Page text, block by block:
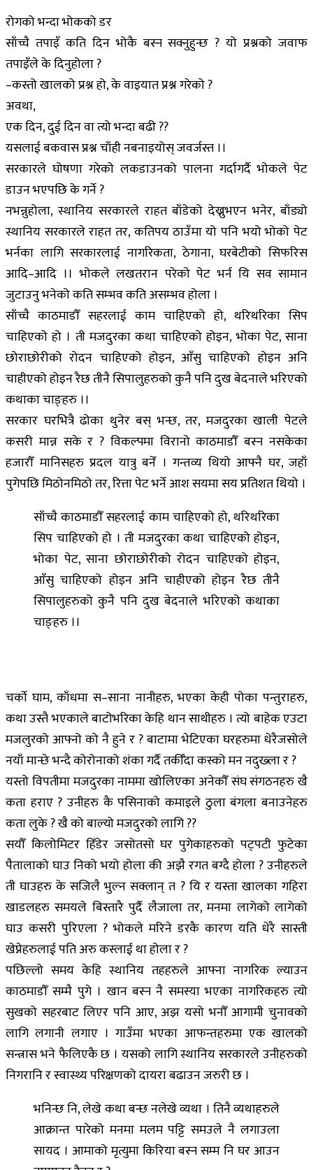
रोगको भन्दा भोकको डर
साँच्चै तपाइँ कति दिन भोकै बस्न सक्नुहुन्छ ? यो प्रश्नको जवाफ
तपाइँले के दिनुहोला ?
–कस्तो खालको प्रश्न हो, के वाइयात प्रश्न गरेको ?
अवथा,
एक दिन, दुई दिन वा त्यो भन्दा बढी ??
यसलाई बकवास प्रश्न चाँही नबनाइयोस् जवर्जस्त ।।
सरकारले घोषणा गरेको लकडाउनको पालना गर्दागर्दै भोकले पेट
डाउन भएपछि के गर्ने ?
नभन्नुहोला, स्थानिय सरकारले राहत बाँडेको देख्नुभएन भनेर, बाँड्यो
स्थानिय सरकारले राहत तर, कतिपय ठाउँमा यो पनि भयो भोको पेट
भर्नका लागि सरकारलाई नागरिकता, ठेगाना, घरबेटीको सिफरिस
आदि–आदि ।। भोकले लखतरान परेको पेट भर्न यि सव सामान
जुटाउनु भनेको कति सम्भव कति असम्भव होला ।
साँच्चै काठमाडौँ सहरलाई काम चाहिएको हो, थरिथरिका सिप
चाहिएको हो । ती मजदुरका कथा चाहिएको होइन, भोका पेट, साना
छोराछोरीको रोदन चाहिएको होइन, आँसु चाहिएको होइन अनि
चाहीएको होइन रैछ तीनै सिपालुहरुको कुनै पनि दुख बेदनाले भरिएको
कथाका चाङ्हरु ।।
सरकार घरभित्रै ढोका थुनेर बस् भन्छ, तर, मजदुरका खाली पेटले
कसरी मान्न सके र ? विकल्पमा विरानो काठमाडौँ बस्न नसकेका
हजारौँ मानिसहरु प्रदल यात्रु बनेँ । गन्तव्य थियो आफ्नै घर, जहाँ
पुगेपछि मिठोनमिठो तर, रित्ता पेट भर्ने आश सयमा सय प्रतिशत थियो ।
साँच्चै काठमाडौँ सहरलाई काम चाहिएको हो, थरिथरिका
सिप चाहिएको हो । ती मजदुरका कथा चाहिएको होइन,
भोका पेट, साना छोराछोरीको रोदन चाहिएको होइन,
आँसु चाहिएको होइन अनि चाहीएको होइन रैछ तीनै
सिपालुहरुको कुनै पनि दुख बेदनाले भरिएको कथाका
चाङ्हरु ।।
चर्काे घाम, काँधमा स–साना नानीहरु, भएका केही पोका पन्तुराहरु,
कथा उस्तै भएकाले बाटोभरिका केहि थान साथीहरु । त्यो बाहेक एउटा
मजलुरको आफ्नो को नै हुने र ? बाटामा भेटिएका घरहरुमा धेरैजसोले
नयाँ मान्छे भन्दै कोरोनाको शंका गर्दै तर्कीँदा कस्को मन नदुख्ला र ?
यस्तो विपतीमा मजदुरका नाममा खोलिएका अनेकौँ संघ संगठनहरु खै
कता हराए ? उनीहरु कै पसिनाको कमाइले ठुला बंगला बनाउनेहरु
कता लुके ? खै को बाल्यो मजदुरको लागि ??
सयौँ किलोमिटर हिँडेर जसोतसो घर पुगेकाहरुको पट्पटी फुटेका
पैतालाको घाउ निको भयो होला की अझै रगत बग्दै होला ? उनीहरुले
ती घाउहरु के सजिलै भुल्न सक्लान् त ? यि र यस्ता खालका गहिरा
खाडलहरु समयले बिस्तारै पुर्दै लैजाला तर, मनमा लागेको लागेको
घाउ कसरी पुरिएला ? भोकले मरिने डरकै कारण यति धेरै सास्ती
खेप्नेहरुलाई पति अरु कस्लाई था होला र ?
पछिल्लो समय केहि स्थानिय तहहरुले आफ्ना नागरिक ल्याउन
काठमाडौँ सम्मै पुगे । खान बस्न नै समस्या भएका नागरिकहरु त्यो
सुखको सहरबाट लिएर पनि आए, अझ यसो भनौँ आगामी चुनावको
लागि लगानी लगाए । गाउँमा भएका आफन्तहरुमा एक खालको
सन्त्रास भने फैलिएकै छ । यसको लागि स्थानिय सरकारले उनीहरुको
निगरानि र स्वास्थ्य परिक्षणको दायरा बढाउन जरुरी छ ।
भनिन्छ नि, लेखे कथा बन्छ नलेखे व्यथा । तिनै व्यथाहरुले
आक्रान्त पारेको मनमा मलम पट्टि समउले नै लगाउला
सायद । आमाको मृत्युमा किरिया बस्न सम्म नि घर आउन